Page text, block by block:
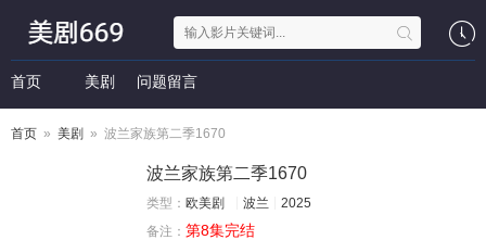
首页 美剧 问题留言
首页 » 美剧 » 波兰家族第二季1670
波兰家族第二季1670
类型： 欧美剧 波兰
2025
备注： 第8集完结